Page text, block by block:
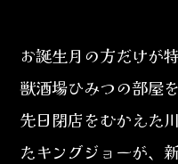
お誕生月の方だけが
獣酒場ひみつの部屋
先日閉店をむかえた
たキングジョーが、